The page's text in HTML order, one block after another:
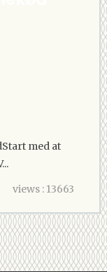
med at
views : 13663